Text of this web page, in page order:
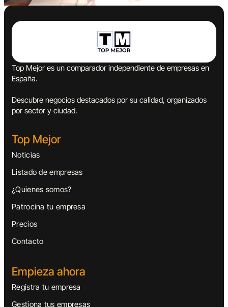
Top Mejor es un comparador independiente de empresas en
España.
Descubre negocios destacados por su calidad, organizados
por sector y ciudad.
Top Mejor
Noticias
Listado de empresas
¿Quienes somos?
Patrocina tu empresa
Precios
Contacto
Empieza ahora
Registra tu empresa
Gestiona tus empresas